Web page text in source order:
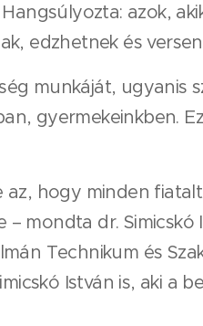
azok,
edzhetnek és
munkáját, ugyanis
gyermekeinkben.
az, hogy minden
mondta dr.
Technikum és
István is, aki